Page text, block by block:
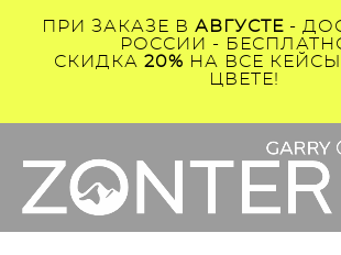
ПРИ ЗАКАЗЕ В АВГУСТЕ -
РОССИИ -
СКИДКА 20% НА ВСЕ
ЦВЕТЕ!